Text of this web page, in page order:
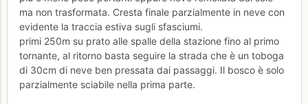
ma non trasformata. Cresta finale parzialmente in neve con
evidente la traccia estiva sugli sfasciumi.
primi 250m su prato alle spalle della stazione fino al primo
tornante, al ritorno basta seguire la strada che è un toboga
di 30cm di neve ben pressata dai passaggi. Il bosco è solo
parzialmente sciabile nella prima parte.